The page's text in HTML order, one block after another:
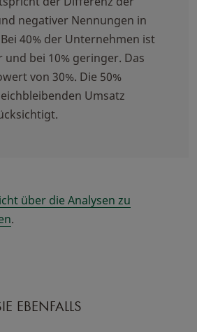
negativer Nennungen in
40% der Unternehmen ist
bei 10% geringer. Das
von 30%. Die 50%
Umsatz
über die Analysen zu
.
EBENFALLS